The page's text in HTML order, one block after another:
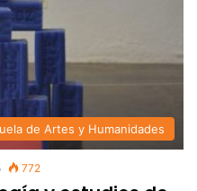
de Artes y Humanidades
772